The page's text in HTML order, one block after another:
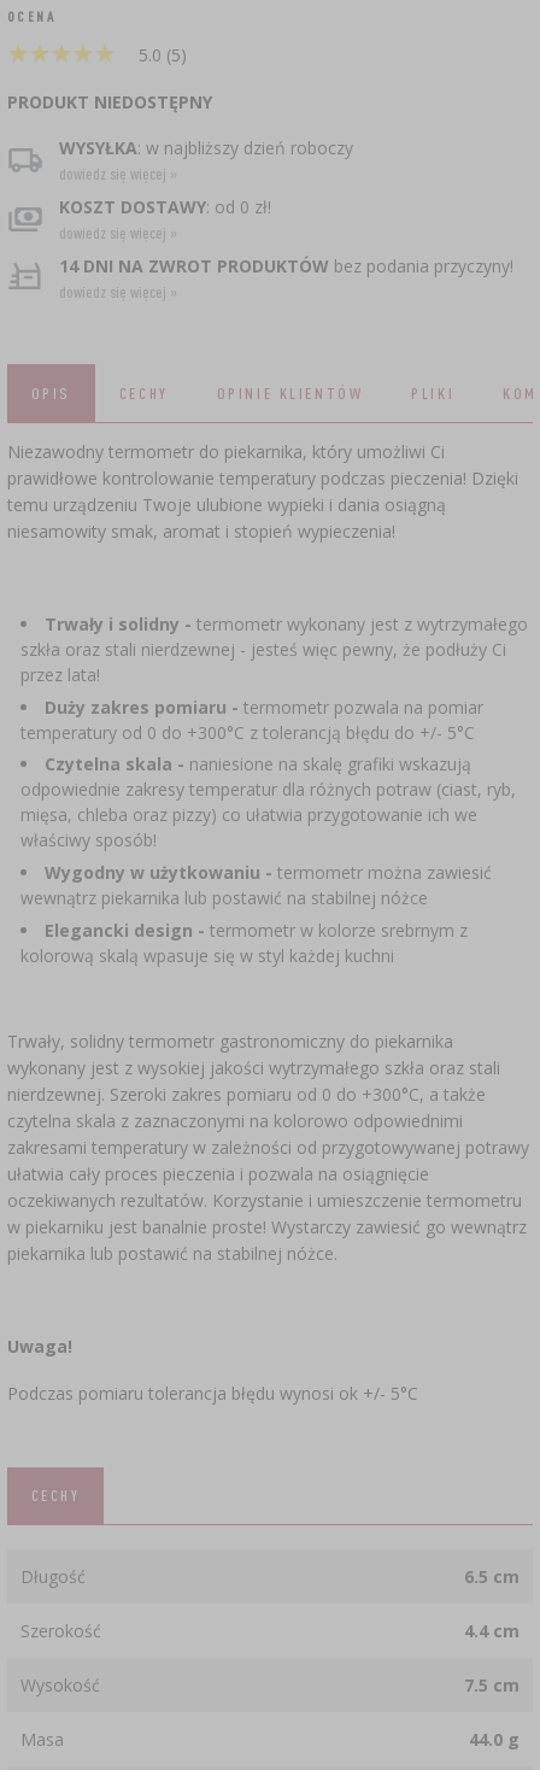
ZESTAWY SERWOWARSKIE
DEKORACJE CUKIERNICZE I PRODUKTY DO
PIECZENIA
GARNKI I FORMY RZYMSKIE
PAKOWANIE PRÓŻNIOWE
AKCESORIA DO PEKLOWANIA
APLIKATORY, ZACISKARKI
NICI, SZNURKI, SIATKI
JELITA
KULTURY BAKTERII
LITERATURA WĘDLINIARSTWO
AROMATY DYMU WĘDZARNICZEGO
DROŻDŻE WINIARSKIE
PRASY
ROZDRABNIARKI
AKCESORIA WINIARSKIE ›
BUTELKI ›
GĄSIORY
REGAŁY
AROMATYZACJA
LITERATURA
BADANIA WINA
ETYKIETY
DODATKI AROMATYZUJĄCE I PRZYPRAWY
LITERATURA
WĘDZENIE I GRILLOWANIE
KULTURY BAKTERII
RURKI FERMENTACYJNE
AKCESORIA PIWOWARSKIE
KAPSLE
KAPSLOWNICE
BECZKI I WORKI
SOKOWNIKI
BUTELKI
SZYBKOWARY
ETYKIETY
ZACISKARKI
BUTELKI
ZAKRĘTKI
BECZKI I KARAFKI
DROŻDŻE GORZELNICZE
WĘGIEL AKTYWNY
SUBSTANCJE DODATKOWE
ETYKIETY
BADANIA ALKOHOLU
LITERATURA
DOMKI I KARMNIKI
GRILLOWANIE
NACZYNIA ŻELIWNE
PALENISKA
PRZECHOWYWANIE
MŁYNKI I MOŹDZIERZE ›
MOTORYZACJA
OCENA
★★★★★
★★★★★ 5.0 (5)
PRODUKT NIEDOSTĘPNY
WYSYŁKA: w najbliższy dzień roboczy
dowiedz się więcej »
KOSZT DOSTAWY: od 0 zł!
dowiedz się więcej »
14 DNI NA ZWROT PRODUKTÓWbez podania przyczyny!
dowiedz się więcej »
OPIS CECHY OPINIE KLIENTÓW PLIKI
Niezawodny termometr do piekarnika, który umożliwi Ci
prawidłowe kontrolowanie temperatury podczas pieczenia! Dzięki
temu urządzeniu Twoje ulubione wypieki i dania osiągną
niesamowity smak, aromat i stopień wypieczenia!
Trwały i solidny - termometr wykonany jest z wytrzymałego
szkła oraz stali nierdzewnej - jesteś więc pewny, że podłuży Ci
przez lata!
Duży zakres pomiaru - termometr pozwala na pomiar
temperatury od 0 do +300°C z tolerancją błędu do +/- 5°C
Czytelna skala - naniesione na skalę grafiki wskazują
odpowiednie zakresy temperatur dla różnych potraw (ciast, ryb,
mięsa, chleba oraz pizzy) co ułatwia przygotowanie ich we
właściwy sposób!
Wygodny w użytkowaniu - termometr można zawiesić
wewnątrz piekarnika lub postawić na stabilnej nóżce
Elegancki design - termometr w kolorze srebrnym z
kolorową skalą wpasuje się w styl każdej kuchni
Trwały, solidny termometr gastronomiczny do piekarnika
wykonany jest z wysokiej jakości wytrzymałego szkła oraz stali
nierdzewnej. Szeroki zakres pomiaru od 0 do +300°C, a także
czytelna skala z zaznaczonymi na kolorowo odpowiednimi
zakresami temperatury w zależności od przygotowywanej potrawy
ułatwia cały proces pieczenia i pozwala na osiągnięcie
oczekiwanych rezultatów. Korzystanie i umieszczenie termometru
w piekarniku jest banalnie proste! Wystarczy zawiesić go wewnątrz
piekarnika lub postawić na stabilnej nóżce.
Uwaga!
Podczas pomiaru tolerancja błędu wynosi ok +/- 5°C
CECHY
Długość 6.5 cm
Szerokość 4.4 cm
Wysokość 7.5 cm
Masa 44.0 g